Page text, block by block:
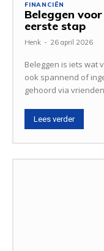
FINANCIËN
Beleggen
eerste stap
Henk - 26 april 2026
Beleggen is iets wat
ook spannend of
gehoord via
Lees verder